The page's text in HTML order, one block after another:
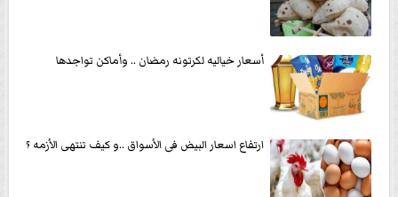
أسعار خياليه لكرتونه رمضان .. وأماكن تواجدها
ارتفاع اسعار البيض فى الأسواق ..و كيف تنتهى الأزمه ؟